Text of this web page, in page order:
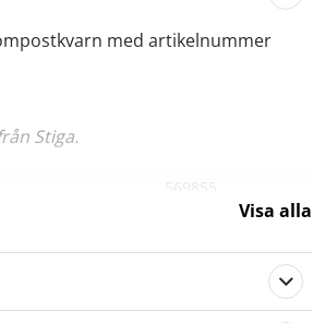
med artikelnummer
Stiga.
569855
Visa alla